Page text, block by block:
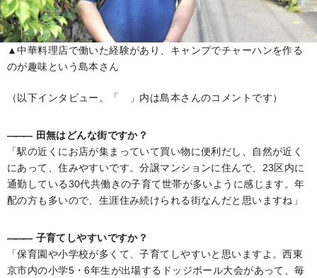
▲中華料理店で働いた経験があり、キャンプでチャーハンを作る
のが趣味という島本さん
（以下インタビュー。「 」内は島本さんのコメントです）
――― 田無はどんな街ですか？
「駅の近くにお店が集まっていて買い物に便利だし、自然が近く
にあって、住みやすいです。分譲マンションに住んで、23区内に
通勤している30代共働きの子育て世帯が多いように感じます。年
配の方も多いので、生涯住み続けられる街なんだと思いますね」
――― 子育てしやすいですか？
「保育園や小学校が多くて、子育てしやすいと思いますよ。西東
京市内の小学5・6年生が出場するドッジボール大会があって、毎